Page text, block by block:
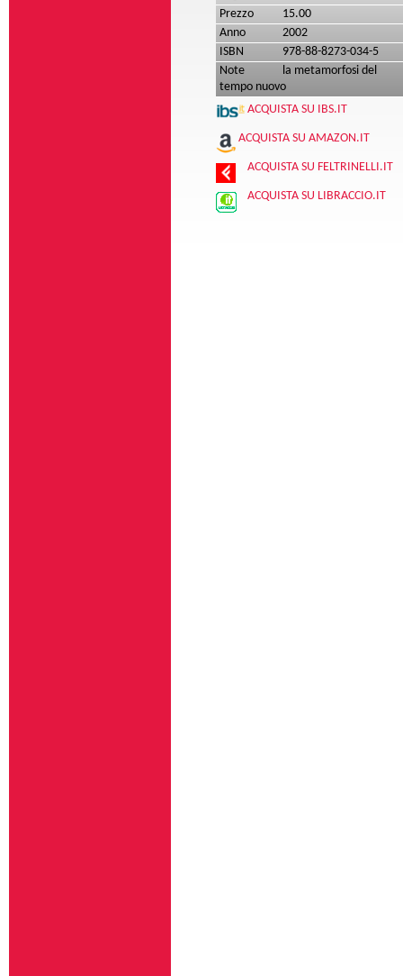
Prezzo
15.00
Anno
2002
ISBN
978-88-8273-034-5
Note
la metamorfosi del
tempo nuovo
ACQUISTA SU IBS.IT
ACQUISTA SU AMAZON.IT
ACQUISTA SU FELTRINELLI.IT
ACQUISTA SU LIBRACCIO.IT